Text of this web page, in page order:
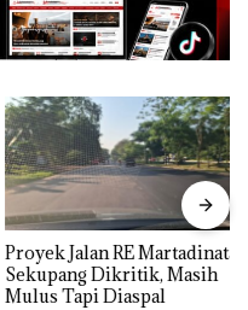
Proyek Jalan RE Martadinata
Sekupang Dikritik, Masih
Mulus Tapi Diaspal